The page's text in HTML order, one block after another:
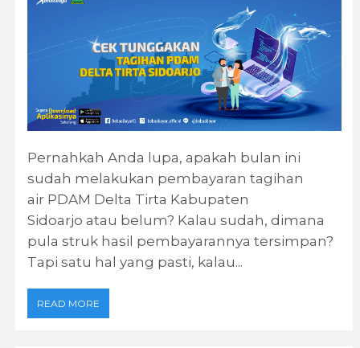
Pernahkah Anda lupa, apakah bulan ini
sudah melakukan pembayaran tagihan
air PDAM Delta Tirta Kabupaten
Sidoarjo atau belum? Kalau sudah, dimana
pula struk hasil pembayarannya tersimpan?
Tapi satu hal yang pasti, kalau...
READ MORE